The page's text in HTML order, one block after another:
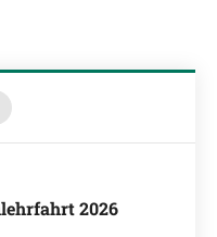
2026